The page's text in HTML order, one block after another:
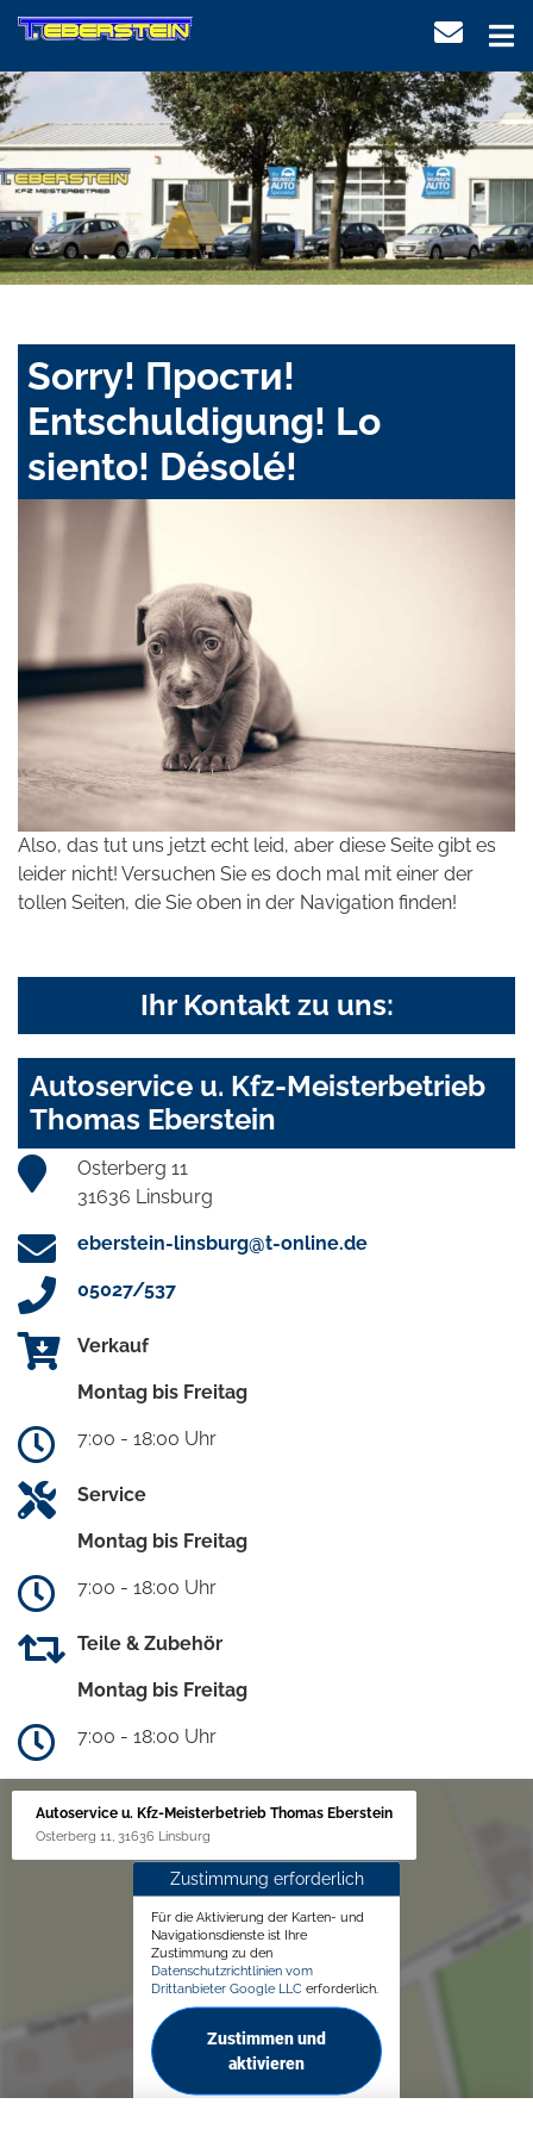
Sorry! Прости!
Entschuldigung! Lo
siento! Désolé!
Also, das tut uns jetzt echt leid, aber diese Seite gibt es
leider nicht! Versuchen Sie es doch mal mit einer der
tollen Seiten, die Sie oben in der Navigation finden!
Ihr Kontakt zu uns:
Autoservice u. Kfz-Meisterbetrieb
Thomas Eberstein
Osterberg 11
31636 Linsburg
eberstein-linsburg@t-online.de
05027/537
Verkauf
Montag bis Freitag
7:00 - 18:00 Uhr
Service
Montag bis Freitag
7:00 - 18:00 Uhr
Teile & Zubehör
Montag bis Freitag
7:00 - 18:00 Uhr
Autoservice u. Kfz-Meisterbetrieb Thomas Eberstein
Osterberg 11, 31636 Linsburg
Zustimmung erforderlich
Für die Aktivierung der Karten- und
Navigationsdienste ist Ihre
Zustimmung zu den
Datenschutzrichtlinien vom
Drittanbieter Google LLC erforderlich.
Zustimmen und
aktivieren